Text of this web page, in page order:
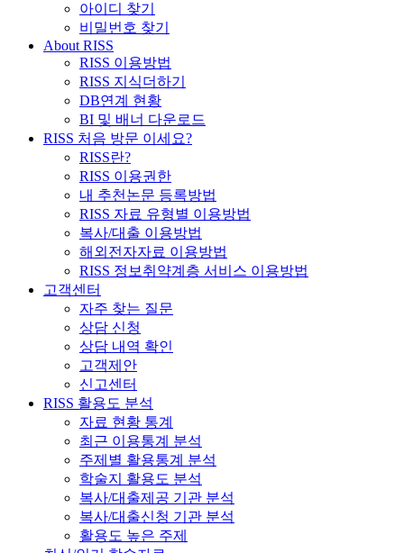
아이디 찾기
비밀번호 찾기
About RISS
RISS 이용방법
RISS 지식더하기
DB연계 현황
BI 및 배너 다운로드
RISS 처음 방문 이세요?
RISS란?
RISS 이용권한
내 추천논문 등록방법
RISS 자료 유형별 이용방법
복사/대출 이용방법
해외전자자료 이용방법
RISS 정보취약계층 서비스 이용방법
고객센터
자주 찾는 질문
상담 신청
상담 내역 확인
고객제안
신고센터
RISS 활용도 분석
자료 현황 통계
최근 이용통계 분석
주제별 활용통계 분석
학술지 활용도 분석
복사/대출제공 기관 분석
복사/대출신청 기관 분석
활용도 높은 주제